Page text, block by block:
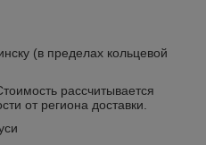
(в пределах кольцевой
рассчитывается
от региона доставки.